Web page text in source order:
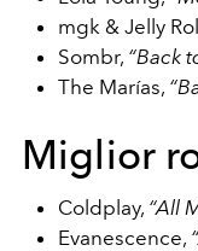
mgk & Jelly
Sombr, “Back
The Marías,
Miglior
Coldplay, “All
Evanescence,